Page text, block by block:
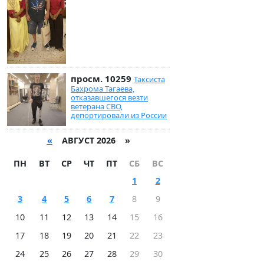
просм. 10259 Таксиста
Бахрома Тагаева,
отказавшегося везти
ветерана СВО,
депортировали из России
« АВГУСТ 2026 »
ПН ВТ СР ЧТ ПТ СБ
ВС
1
2
3
4 5 6 7 8
9
10
11 12 13 14 15
16
17
18 19 20 21 22
23
24
25 26 27 28 29
30